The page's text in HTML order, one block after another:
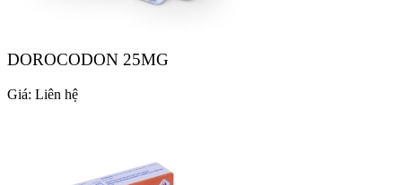
DOROCODON 25MG
Giá: Liên hệ